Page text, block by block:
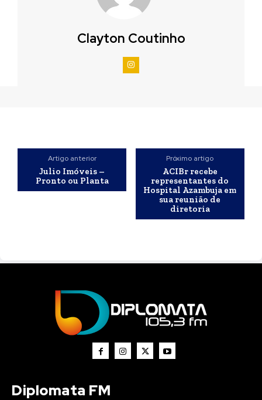
Clayton Coutinho
Artigo anterior
Julio Imóveis –
Pronto ou Planta
Próximo artigo
ACIBr recebe
representantes do
Hospital Azambuja em
sua reunião de
diretoria
Diplomata FM